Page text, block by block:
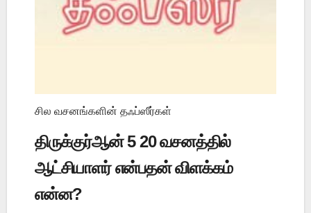
சில வசனங்களின் தஃப்ஸீர்கள்
திருக்குர்ஆன் 5 20 வசனத்தில்
ஆட்சியாளர் என்பதன் விளக்கம்
என்ன?